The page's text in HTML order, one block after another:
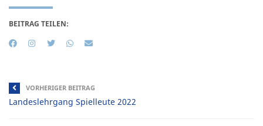
BEITRAG TEILEN:
VORHERIGER BEITRAG
Landeslehrgang Spielleute 2022